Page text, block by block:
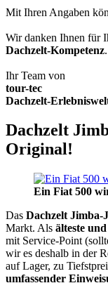
Mit Ihren Angaben
Wir danken Ihnen für
Dachzelt-Kompetenz.
Ihr Team von
tour-tec
Dachzelt-
Dachzelt
Original!
Ein Fiat 500
Das Dachzelt Jimba-
Markt. Als älteste
mit Service-Point
wir es deshalb in der
auf Lager, zu
umfassender